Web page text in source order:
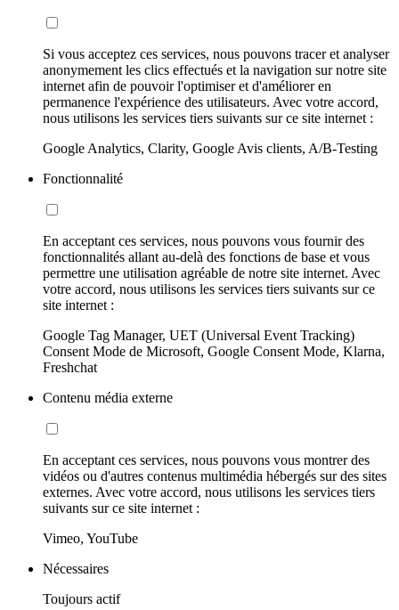
Si vous acceptez ces services, nous pouvons tracer et analyser
anonymement les clics effectués et la navigation sur notre site
internet afin de pouvoir l'optimiser et d'améliorer en
permanence l'expérience des utilisateurs. Avec votre accord,
nous utilisons les services tiers suivants sur ce site internet :
Google Analytics, Clarity, Google Avis clients, A/B-Testing
Fonctionnalité
En acceptant ces services, nous pouvons vous fournir des
fonctionnalités allant au-delà des fonctions de base et vous
permettre une utilisation agréable de notre site internet. Avec
votre accord, nous utilisons les services tiers suivants sur ce
site internet :
Google Tag Manager, UET (Universal Event Tracking)
Consent Mode de Microsoft, Google Consent Mode, Klarna,
Freshchat
Contenu média externe
En acceptant ces services, nous pouvons vous montrer des
vidéos ou d'autres contenus multimédia hébergés sur des sites
externes. Avec votre accord, nous utilisons les services tiers
suivants sur ce site internet :
Vimeo, YouTube
Nécessaires
Toujours actif